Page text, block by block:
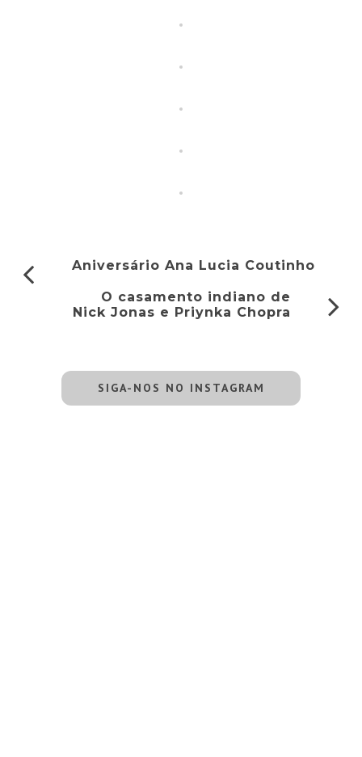
Aniversário Ana Lucia Coutinho
O casamento indiano de
Nick Jonas e Priynka Chopra
SIGA-NOS NO INSTAGRAM